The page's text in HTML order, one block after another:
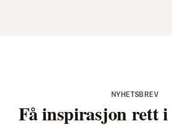
NYHETSBREV
Få inspirasjon rett